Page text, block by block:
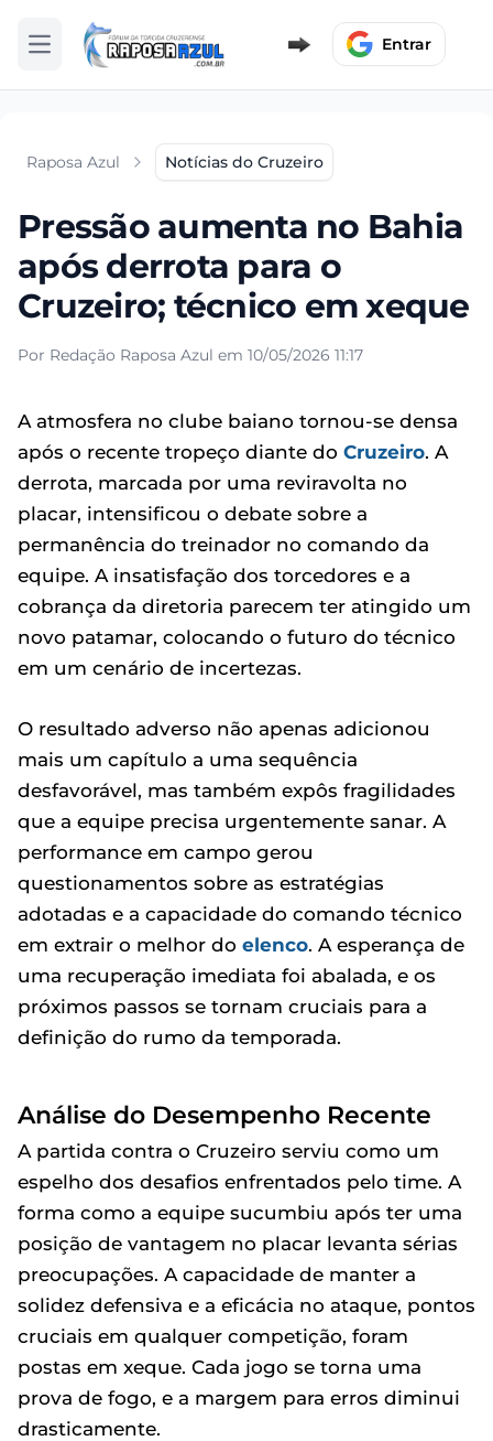
Abrir menu Entrar
Raposa Azul Notícias do Cruzeiro
Pressão aumenta no Bahia
após derrota para o
Cruzeiro; técnico em xeque
Por Redação Raposa Azul em 10/05/2026 11:17
A atmosfera no clube baiano tornou-se densa
após o recente tropeço diante do Cruzeiro. A
derrota, marcada por uma reviravolta no
placar, intensificou o debate sobre a
permanência do treinador no comando da
equipe. A insatisfação dos torcedores e a
cobrança da diretoria parecem ter atingido um
novo patamar, colocando o futuro do técnico
em um cenário de incertezas.
O resultado adverso não apenas adicionou
mais um capítulo a uma sequência
desfavorável, mas também expôs fragilidades
que a equipe precisa urgentemente sanar. A
performance em campo gerou
questionamentos sobre as estratégias
adotadas e a capacidade do comando técnico
em extrair o melhor do elenco. A esperança de
uma recuperação imediata foi abalada, e os
próximos passos se tornam cruciais para a
definição do rumo da temporada.
Análise do Desempenho Recente
A partida contra o Cruzeiro serviu como um
espelho dos desafios enfrentados pelo time. A
forma como a equipe sucumbiu após ter uma
posição de vantagem no placar levanta sérias
preocupações. A capacidade de manter a
solidez defensiva e a eficácia no ataque, pontos
cruciais em qualquer competição, foram
postas em xeque. Cada jogo se torna uma
prova de fogo, e a margem para erros diminui
drasticamente.